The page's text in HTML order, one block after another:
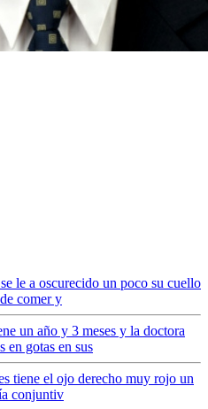
le a oscurecido un poco su cuello
comer y
un año y 3 meses y la doctora
en gotas en sus
tiene el ojo derecho muy rojo un
conjuntiv